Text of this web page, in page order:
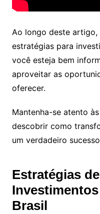
Ao longo deste artigo,
estratégias para
você esteja bem
aproveitar as
oferecer.
Mantenha-se atento
descobrir como
um verdadeiro
Estratégias
Brasil